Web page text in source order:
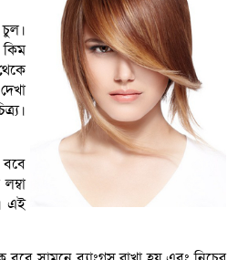
এই